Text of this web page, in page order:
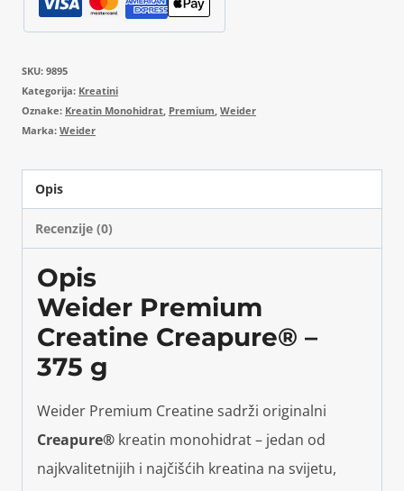
SKU: 9895
Kategorija: Kreatini
Oznake: Kreatin Monohidrat, Premium, Weider
Marka: Weider
Opis
Recenzije (0)
Opis
Weider Premium
Creatine Creapure® –
375 g
Weider Premium Creatine sadrži originalni
Creapure® kreatin monohidrat – jedan od
najkvalitetnijih i najčišćih kreatina na svijetu,